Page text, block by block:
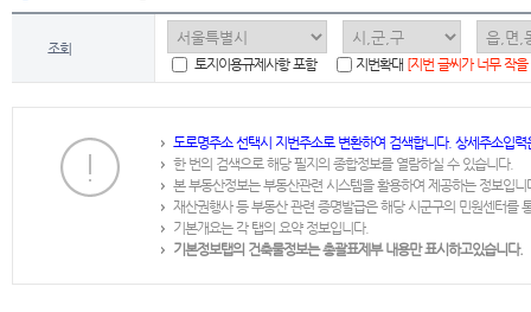
조회
토지이용규제사항 포함
지번확대 [지번 글씨가 너무 작
도로명주소 선택시 지번주소로 변환하여 검색합니다. 상세주소입
한 번의 검색으로 해당 필지의 종합정보를 열람하실 수 있습니다.
본 부동산정보는 부동산관련 시스템을 활용하여 제공하는 정보입니
재산권행사 등 부동산 관련 증명발급은 해당 시군구의 민원센터를
기본개요는 각 탭의 요약 정보입니다.
기본정보탭의 건축물정보는 총괄표제부 내용만 표시하고있습니다.